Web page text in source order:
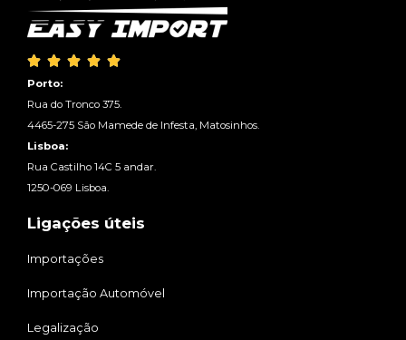
    
Porto:
Rua do Tronco 375.
4465-275 São Mamede de Infesta, Matosinhos.
Lisboa:
Rua Castilho 14C 5 andar.
1250-069 Lisboa.
Ligações úteis
Importações
Importação Automóvel
Legalização